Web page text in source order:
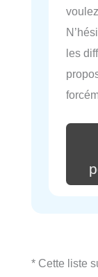
les
* Cette liste